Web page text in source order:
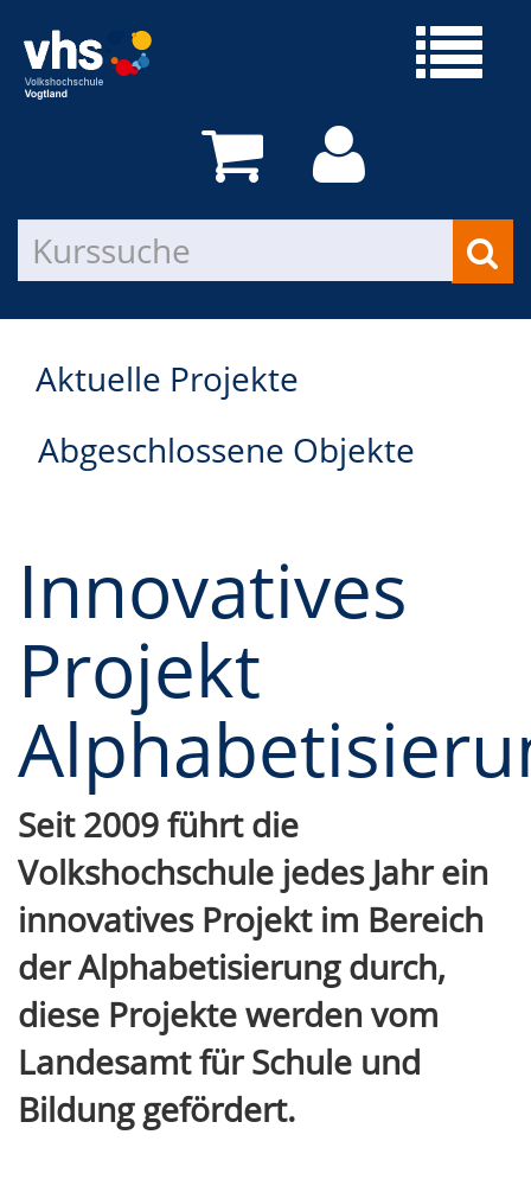
Aktuelle Projekte
Abgeschlossene Objekte
Innovatives
Projekt
Seit 2009 führt die
Volkshochschule jedes Jahr ein
innovatives Projekt im Bereich
der Alphabetisierung durch,
diese Projekte werden vom
Landesamt für Schule und
Bildung gefördert.